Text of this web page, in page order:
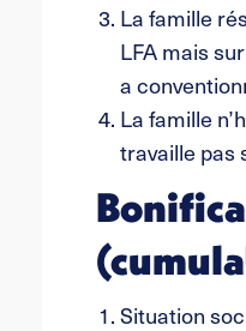
La famille
LFA mais
a
La famille
travaille pas
Situation